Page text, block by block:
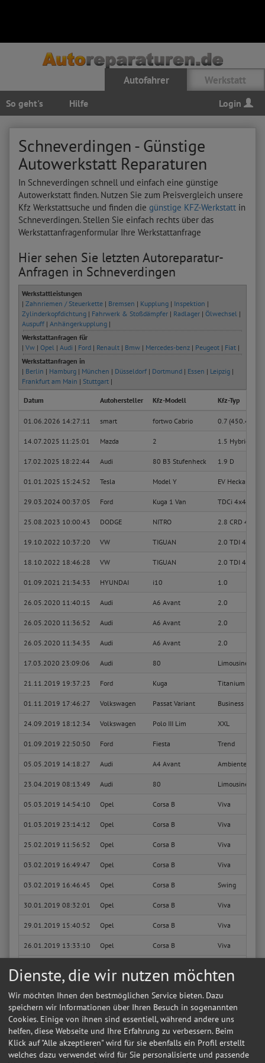
Autofahrer Werkstatt
So geht's Hilfe Login
Schneverdingen - Günstige
Autowerkstatt Reparaturen
In Schneverdingen schnell und einfach eine günstige
Autowerkstatt finden. Nutzen Sie zum Preisvergleich unsere
Kfz Werkstattsuche und finden die günstige KFZ-Werkstatt in
Schneverdingen. Stellen Sie einfach rechts über das
Werkstattanfragenformular Ihre Werkstattanfrage
Hier sehen Sie letzten Autoreparatur-
Anfragen in Schneverdingen
Werkstattleistungen
| Zahnriemen / Steuerkette | Bremsen | Kupplung | Inspektion |
Zylinderkopfdichtung | Fahrwerk & Stoßdämpfer | Radlager | Ölwechsel |
Auspuff | Anhängerkupplung |
Werkstattanfragen für
| Vw | Opel | Audi | Ford | Renault | Bmw | Mercedes-benz | Peugeot | Fiat |
Werkstattanfragen in
| Berlin | Hamburg | München | Düsseldorf | Dortmund | Essen | Leipzig |
Frankfurt am Main | Stuttgart |
Datum Autohersteller Kfz-Modell Kfz-Typ
01.06.2026 14:27:11 smart fortwo Cabrio 0.7 (450.433)
14.07.2025 11:25:01 Mazda 2 1.5 Hybrid
17.02.2025 18:22:44 Audi 80 B3 Stufenheck 1.9 D
01.01.2025 15:24:52 Tesla Model Y EV Heckantrieb
29.03.2024 00:37:05 Ford Kuga 1 Van TDCi 4x4
25.08.2023 10:00:43 DODGE NITRO 2.8 CRD 4WD
19.10.2022 10:37:20 VW TIGUAN 2.0 TDI
18.10.2022 18:46:28 VW TIGUAN 2.0 TDI
01.09.2021 21:34:33 HYUNDAI i10 1.0
26.05.2020 11:40:15 Audi A6 Avant 2.0
26.05.2020 11:36:52 Audi A6 Avant 2.0
26.05.2020 11:34:35 Audi A6 Avant 2.0
17.03.2020 23:09:06 Audi 80 Limousine Basis
21.11.2019 19:37:23 Ford Kuga Titanium
01.11.2019 17:46:27 Volkswagen Passat Variant Business
24.09.2019 18:12:34 Volkswagen Polo III Lim XXL
01.09.2019 22:50:50 Ford Fiesta Trend
05.05.2019 14:18:27 Audi A4 Avant Ambiente
23.04.2019 08:13:49 Audi 80 Limousine Basis
05.03.2019 14:54:10 Opel Corsa B Viva
01.03.2019 23:14:12 Opel Corsa B Viva
25.02.2019 11:56:52 Opel Corsa B Viva
03.02.2019 16:49:47 Opel Corsa B Viva
03.02.2019 16:46:45 Opel Corsa B Swing
30.01.2019 08:32:01 Opel Corsa B Viva
29.01.2019 15:40:52 Opel Corsa B Viva
26.01.2019 13:33:10 Opel Corsa B Viva
15.02.2018 12:31:35
Sie suchen in Schneverdingen eine günstige Werkstatt? Anfrage jetzt stellen
13.02.2018 09:24:56 Chrysler Voyager 2.8 CRD Grand
29.12.2017 20:03:00 Opel Vectra B Caravan CD
Dienste, die wir nutzen möchten
Wir möchten Ihnen den bestmöglichen Service bieten. Dazu
speichern wir Informationen über Ihren Besuch in sogenannten
Cookies. Einige von ihnen sind essentiell, während andere uns
helfen, diese Webseite und Ihre Erfahrung zu verbessern. Beim
Klick auf "Alle akzeptieren" wird für sie ebenfalls ein Profil erstellt
welches dazu verwendet wird für Sie personalisierte und passende